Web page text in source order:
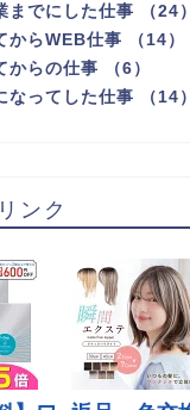
までにした仕事 （24）
からWEB仕事 （14）
からの仕事 （6）
なってした仕事 （14）
ンク